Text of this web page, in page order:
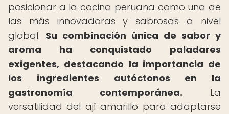
posicionar a la cocina peruana como una de
las más innovadoras y sabrosas a nivel
global. Su combinación única de sabor y
aroma ha conquistado paladares
exigentes, destacando la importancia de
los ingredientes autóctonos en la
gastronomía contemporánea. La
versatilidad del ají amarillo para adaptarse